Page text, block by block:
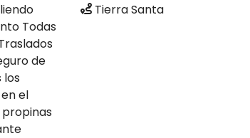
Todas
de
los
el
Tierra Santa